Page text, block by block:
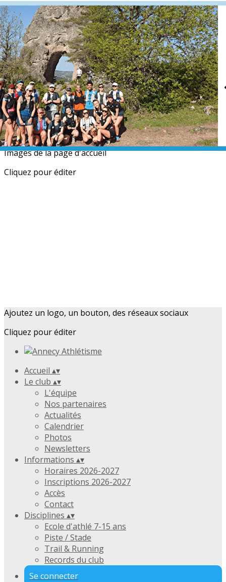
Menu
<
>
L'équipe
Nos partenaires
Actualités
Calendrier
Photos
Newsletters
?>
Images de la page d'accueil
Cliquez pour éditer
Ajoutez un logo, un bouton, des réseaux sociaux
Cliquez pour éditer
Accueil ▴▾
Le club ▴▾
L'équipe
Nos partenaires
Actualités
Calendrier
Photos
Newsletters
Informations ▴▾
Horaires 2026-2027
Inscriptions 2026-2027
Accès
Contact
Disciplines ▴▾
Ecole d'athlé 7-15 ans
Piste / Stade
Trail & Running
Records du club
Se connecter